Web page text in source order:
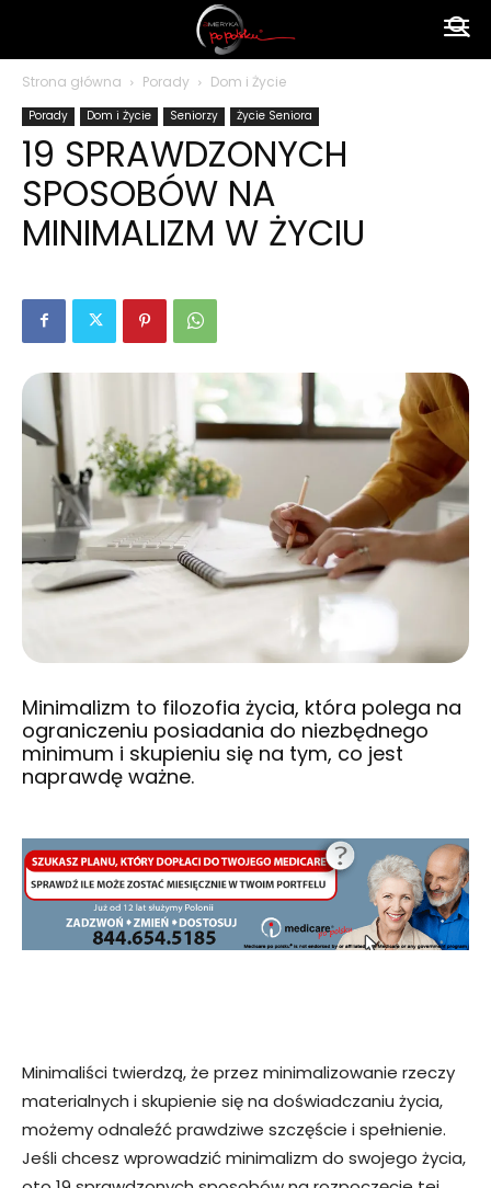
polsku
Strona główna Porady Dom i Życie
Porady Dom i Życie Seniorzy Życie Seniora
19 SPRAWDZONYCH
SPOSOBÓW NA
MINIMALIZM W ŻYCIU
Minimalizm to filozofia życia, która polega na
ograniczeniu posiadania do niezbędnego
minimum i skupieniu się na tym, co jest
naprawdę ważne.
Minimaliści twierdzą, że przez minimalizowanie rzeczy
materialnych i skupienie się na doświadczaniu życia,
możemy odnaleźć prawdziwe szczęście i spełnienie.
Jeśli chcesz wprowadzić minimalizm do swojego życia,